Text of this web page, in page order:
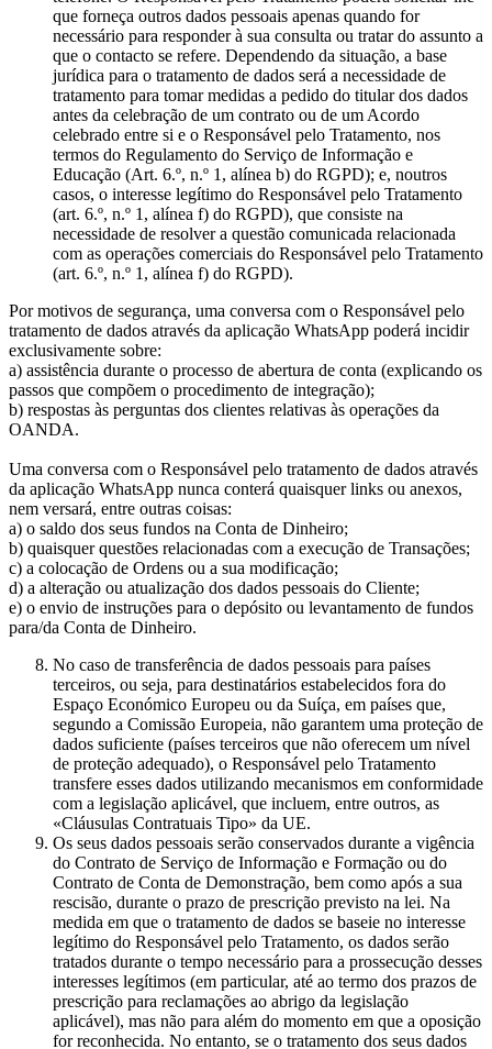
que forneça outros dados pessoais apenas quando for
necessário para responder à sua consulta ou tratar do assunto a
que o contacto se refere. Dependendo da situação, a base
jurídica para o tratamento de dados será a necessidade de
tratamento para tomar medidas a pedido do titular dos dados
antes da celebração de um contrato ou de um Acordo
celebrado entre si e o Responsável pelo Tratamento, nos
termos do Regulamento do Serviço de Informação e
Educação (Art. 6.º, n.º 1, alínea b) do RGPD); e, noutros
casos, o interesse legítimo do Responsável pelo Tratamento
(art. 6.º, n.º 1, alínea f) do RGPD), que consiste na
necessidade de resolver a questão comunicada relacionada
com as operações comerciais do Responsável pelo Tratamento
(art. 6.º, n.º 1, alínea f) do RGPD).
Por motivos de segurança, uma conversa com o Responsável pelo
tratamento de dados através da aplicação WhatsApp poderá incidir
exclusivamente sobre:
a) assistência durante o processo de abertura de conta (explicando os
passos que compõem o procedimento de integração);
b) respostas às perguntas dos clientes relativas às operações da
OANDA.
Uma conversa com o Responsável pelo tratamento de dados através
da aplicação WhatsApp nunca conterá quaisquer links ou anexos,
nem versará, entre outras coisas:
a) o saldo dos seus fundos na Conta de Dinheiro;
b) quaisquer questões relacionadas com a execução de Transações;
c) a colocação de Ordens ou a sua modificação;
d) a alteração ou atualização dos dados pessoais do Cliente;
e) o envio de instruções para o depósito ou levantamento de fundos
para/da Conta de Dinheiro.
No caso de transferência de dados pessoais para países
terceiros, ou seja, para destinatários estabelecidos fora do
Espaço Económico Europeu ou da Suíça, em países que,
segundo a Comissão Europeia, não garantem uma proteção de
dados suficiente (países terceiros que não oferecem um nível
de proteção adequado), o Responsável pelo Tratamento
transfere esses dados utilizando mecanismos em conformidade
com a legislação aplicável, que incluem, entre outros, as
«Cláusulas Contratuais Tipo» da UE.
Os seus dados pessoais serão conservados durante a vigência
do Contrato de Serviço de Informação e Formação ou do
Contrato de Conta de Demonstração, bem como após a sua
rescisão, durante o prazo de prescrição previsto na lei. Na
medida em que o tratamento de dados se baseie no interesse
legítimo do Responsável pelo Tratamento, os dados serão
tratados durante o tempo necessário para a prossecução desses
interesses legítimos (em particular, até ao termo dos prazos de
prescrição para reclamações ao abrigo da legislação
aplicável), mas não para além do momento em que a oposição
for reconhecida. No entanto, se o tratamento dos seus dados